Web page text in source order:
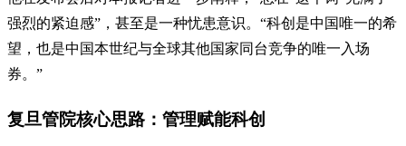
强烈的紧迫感”，甚至是一种忧患意识。“科创是中国唯一的希
望，也是中国本世纪与全球其他国家同台竞争的唯一入场
券。”
复旦管院核心思路：管理赋能科创